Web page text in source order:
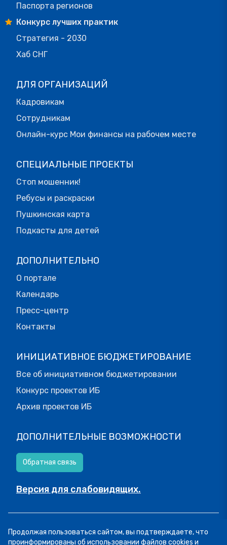
Паспорта регионов
Конкурс лучших практик
Стратегия - 2030
Хаб СНГ
ДЛЯ ОРГАНИЗАЦИЙ
Кадровикам
Сотрудникам
Онлайн-курс Мои финансы на рабочем месте
СПЕЦИАЛЬНЫЕ ПРОЕКТЫ
Стоп мошенник!
Ребусы и раскраски
Пушкинская карта
Подкасты для детей
ДОПОЛНИТЕЛЬНО
О портале
Календарь
Пресс-центр
Контакты
ИНИЦИАТИВНОЕ БЮДЖЕТИРОВАНИЕ
Все об инициативном бюджетировании
Конкурс проектов ИБ
Архив проектов ИБ
ДОПОЛНИТЕЛЬНЫЕ ВОЗМОЖНОСТИ
Обратная связь
Версия для слабовидящих.
Все права защищены.Пользовательское соглашение
Продолжая пользоваться сайтом, вы подтверждаете, что
проинформированы об использовании файлов cookies и